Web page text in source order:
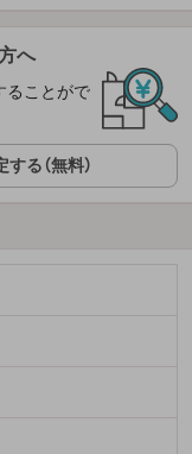
へ
ることがで
る（無料）